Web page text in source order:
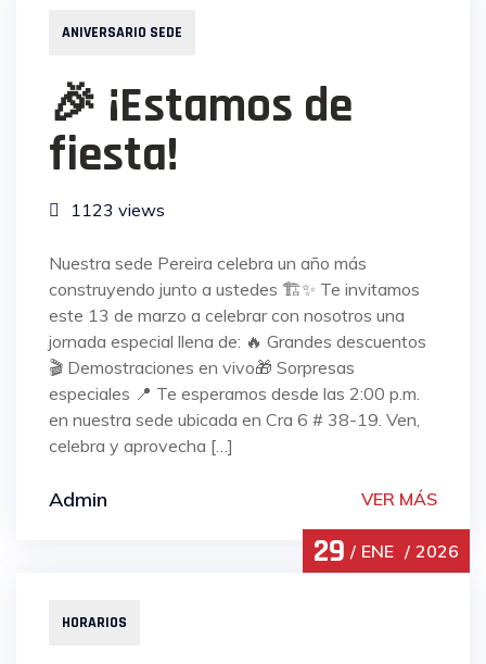
ANIVERSARIO SEDE
🎉 ¡Estamos de
fiesta!
1123 views
Nuestra sede Pereira celebra un año más
construyendo junto a ustedes 🏗✨ Te invitamos
este 13 de marzo a celebrar con nosotros una
jornada especial llena de: 🔥 Grandes descuentos
🎬 Demostraciones en vivo🎁 Sorpresas
especiales 📍 Te esperamos desde las 2:00 p.m.
en nuestra sede ubicada en Cra 6 # 38-19. Ven,
celebra y aprovecha […]
Admin VER MÁS
HORARIOS
29 ENE 2026